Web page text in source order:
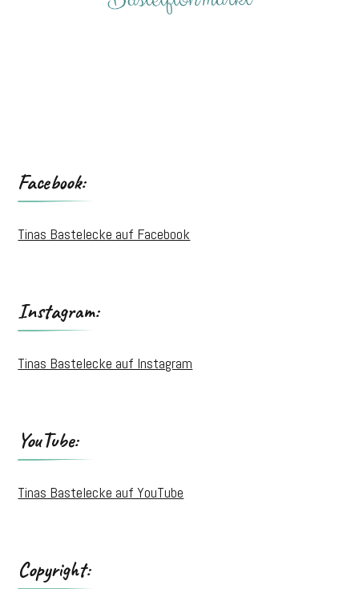
Facebook:
Tinas Bastelecke auf Facebook
Instagram:
Tinas Bastelecke auf Instagram
YouTube:
Tinas Bastelecke auf YouTube
Copyright: